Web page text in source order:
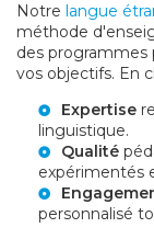
Notre langue
méthode
des programmes
vos objectifs. En
Expertise
linguistique.
Qualité
expérimentés
personnalisé